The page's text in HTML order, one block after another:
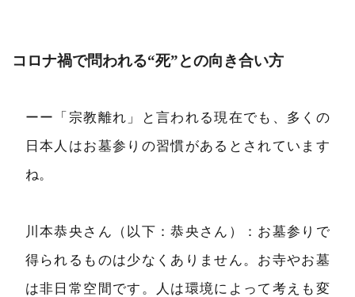
コロナ禍で問われる“死”との向き合い方
ーー「宗教離れ」と言われる現在でも、多くの
日本人はお墓参りの習慣があるとされています
ね。
川本恭央さん（以下：恭央さん）：お墓参りで
得られるものは少なくありません。お寺やお墓
は非日常空間です。人は環境によって考えも変